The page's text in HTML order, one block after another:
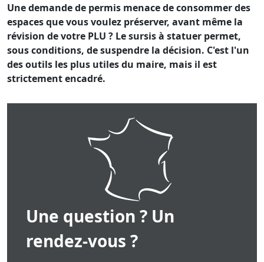
Une demande de permis menace de consommer des
espaces que vous voulez préserver, avant même la
révision de votre PLU ? Le sursis à statuer permet,
sous conditions, de suspendre la décision. C'est l'un
des outils les plus utiles du maire, mais il est
strictement encadré.
Une question ? Un
rendez-vous ?